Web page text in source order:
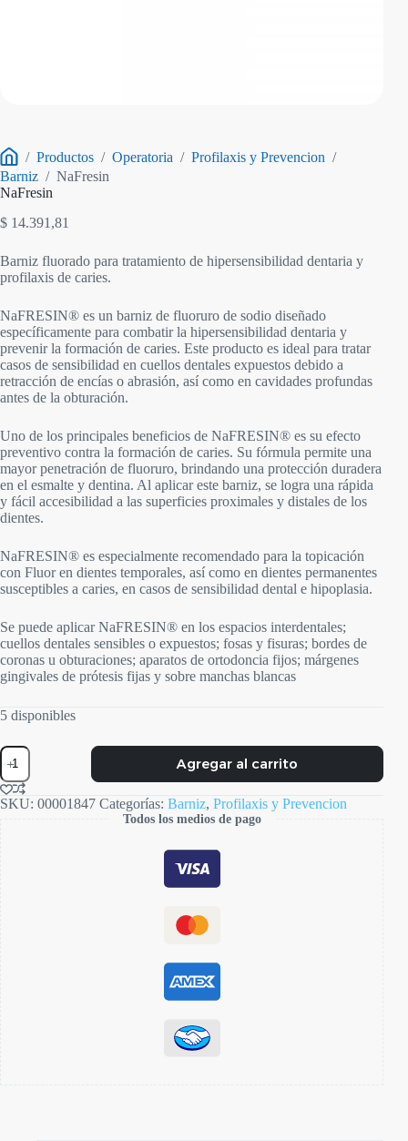
Inicio
/ Productos / Operatoria / Profilaxis y Prevencion /
Barniz / NaFresin
NaFresin
$ 14.391,81
Barniz fluorado para tratamiento de hipersensibilidad dentaria y
profilaxis de caries.
NaFRESIN® es un barniz de fluoruro de sodio diseñado
específicamente para combatir la hipersensibilidad dentaria y
prevenir la formación de caries. Este producto es ideal para tratar
casos de sensibilidad en cuellos dentales expuestos debido a
retracción de encías o abrasión, así como en cavidades profundas
antes de la obturación.
Uno de los principales beneficios de NaFRESIN® es su efecto
preventivo contra la formación de caries. Su fórmula permite una
mayor penetración de fluoruro, brindando una protección duradera
en el esmalte y dentina. Al aplicar este barniz, se logra una rápida
y fácil accesibilidad a las superficies proximales y distales de los
dientes.
NaFRESIN® es especialmente recomendado para la topicación
con Fluor en dientes temporales, así como en dientes permanentes
susceptibles a caries, en casos de sensibilidad dental e hipoplasia.
Se puede aplicar NaFRESIN® en los espacios interdentales;
cuellos dentales sensibles o expuestos; fosas y fisuras; bordes de
coronas u obturaciones; aparatos de ortodoncia fijos; márgenes
gingivales de prótesis fijas y sobre manchas blancas
5 disponibles
NaFresin
cantidad
Agregar al carrito
SKU: 00001847 Categorías: Barniz, Profilaxis y Prevencion
Todos los medios de pago